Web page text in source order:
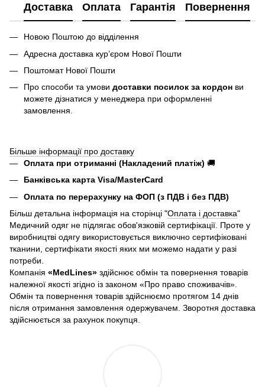
Доставка Оплата Гарантія Повернення
Новою Поштою до відділення
Адресна доставка курʼєром Нової Пошти
Поштомат Нової Пошти
Про способи та умови доставки посилок за кордон ви
можете дізнатися у менеджера при оформленні
замовлення.
Більше інформації про доставку
Оплата при отриманні (Накладений платіж) 🚚
Банківська карта Visa/MasterCard
Оплата по перерахунку на ФОП (з ПДВ і без ПДВ)
Більш детальна інформація на сторінці "Оплата і доставка"
Медичний одяг не підлягає обов'язковій сертифікації. Проте у
виробництві одягу використовується виключно сертифіковані
тканини, сертифікати якості яких ми можемо надати у разі
потреби.
Компанія «MedLines» здійснює обмін та повернення товарів
належної якості згідно із законом «Про право споживачів».
Обмін та повернення товарів здійснюємо протягом 14 днів
після отримання замовлення одержувачем. Зворотня доставка
здійснюється за рахунок покупця.